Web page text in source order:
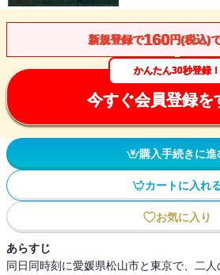
新規登録で160円(税込)
かんたん30秒登録！
今すぐ会員登録を
購入手続きに進
カートに入れ
お気に入り
あらすじ
同日同時刻に愛媛県松山市と東京で、二人